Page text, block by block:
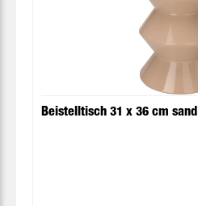
Beistelltisch 31 x 36 cm sand